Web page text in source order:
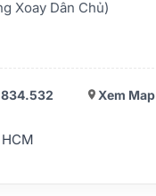
Xoay Dân Chủ)
Xem Map